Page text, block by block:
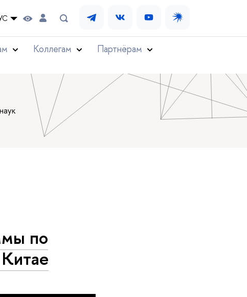
Коллегам
Партнёрам
по